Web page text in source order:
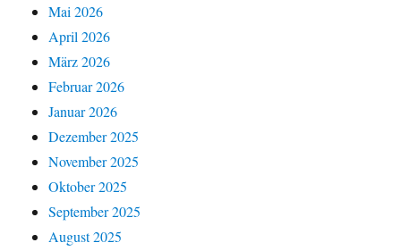
Mai 2026
April 2026
März 2026
Februar 2026
Januar 2026
Dezember 2025
November 2025
Oktober 2025
September 2025
August 2025